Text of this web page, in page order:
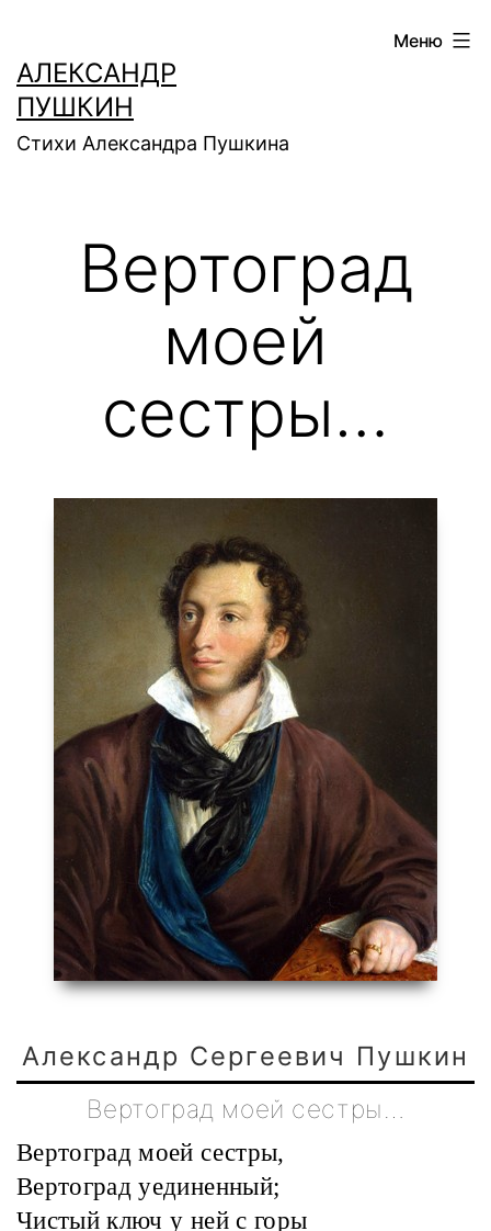
содержимому
АЛЕКСАНДР
ПУШКИН
Стихи Александра Пушкина
Меню
Вертоград
моей
сестры…
Александр Сергеевич Пушкин
Вертоград моей сестры…
Вертоград моей сестры,
Вертоград уединенный;
Чистый ключ у ней с горы